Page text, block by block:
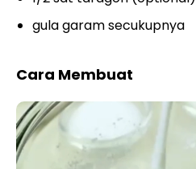
gula garam secukupnya
Cara Membuat